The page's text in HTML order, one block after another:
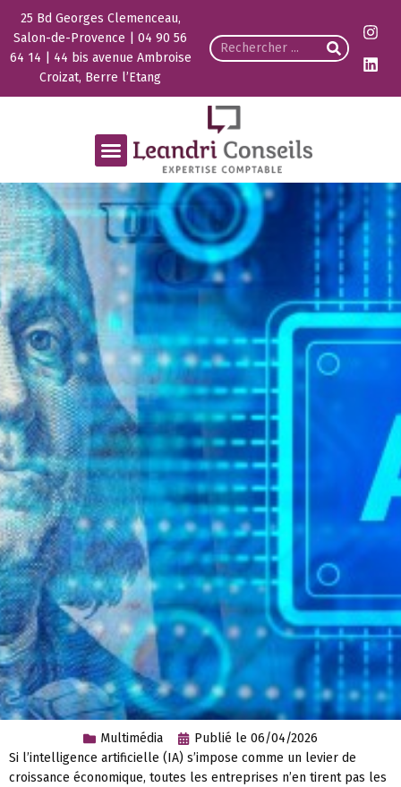
25 Bd Georges Clemenceau,
Salon-de-Provence | 04 90 56
64 14 | 44 bis avenue Ambroise
Croizat, Berre l’Etang
Multimédia Publié le 06/04/2026
Si l’intelligence artificielle (IA) s’impose comme un levier de
croissance économique, toutes les entreprises n’en tirent pas les